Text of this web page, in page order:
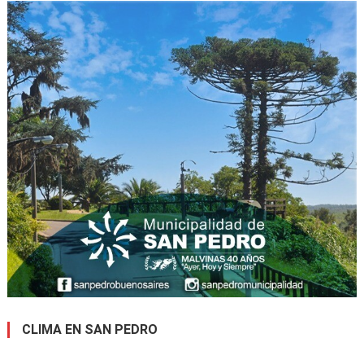
CLIMA EN SAN PEDRO